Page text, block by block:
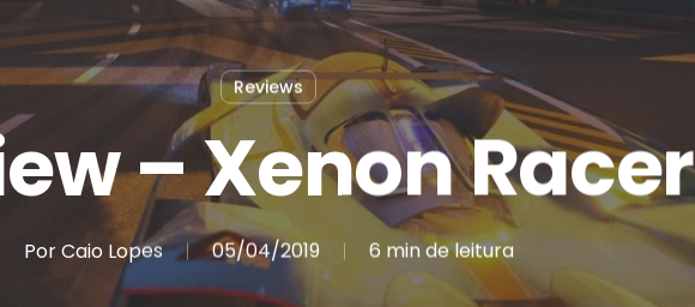
Reviews
– Xenon Racer
PorCaio Lopes 05/04/2019 6 min de leitura